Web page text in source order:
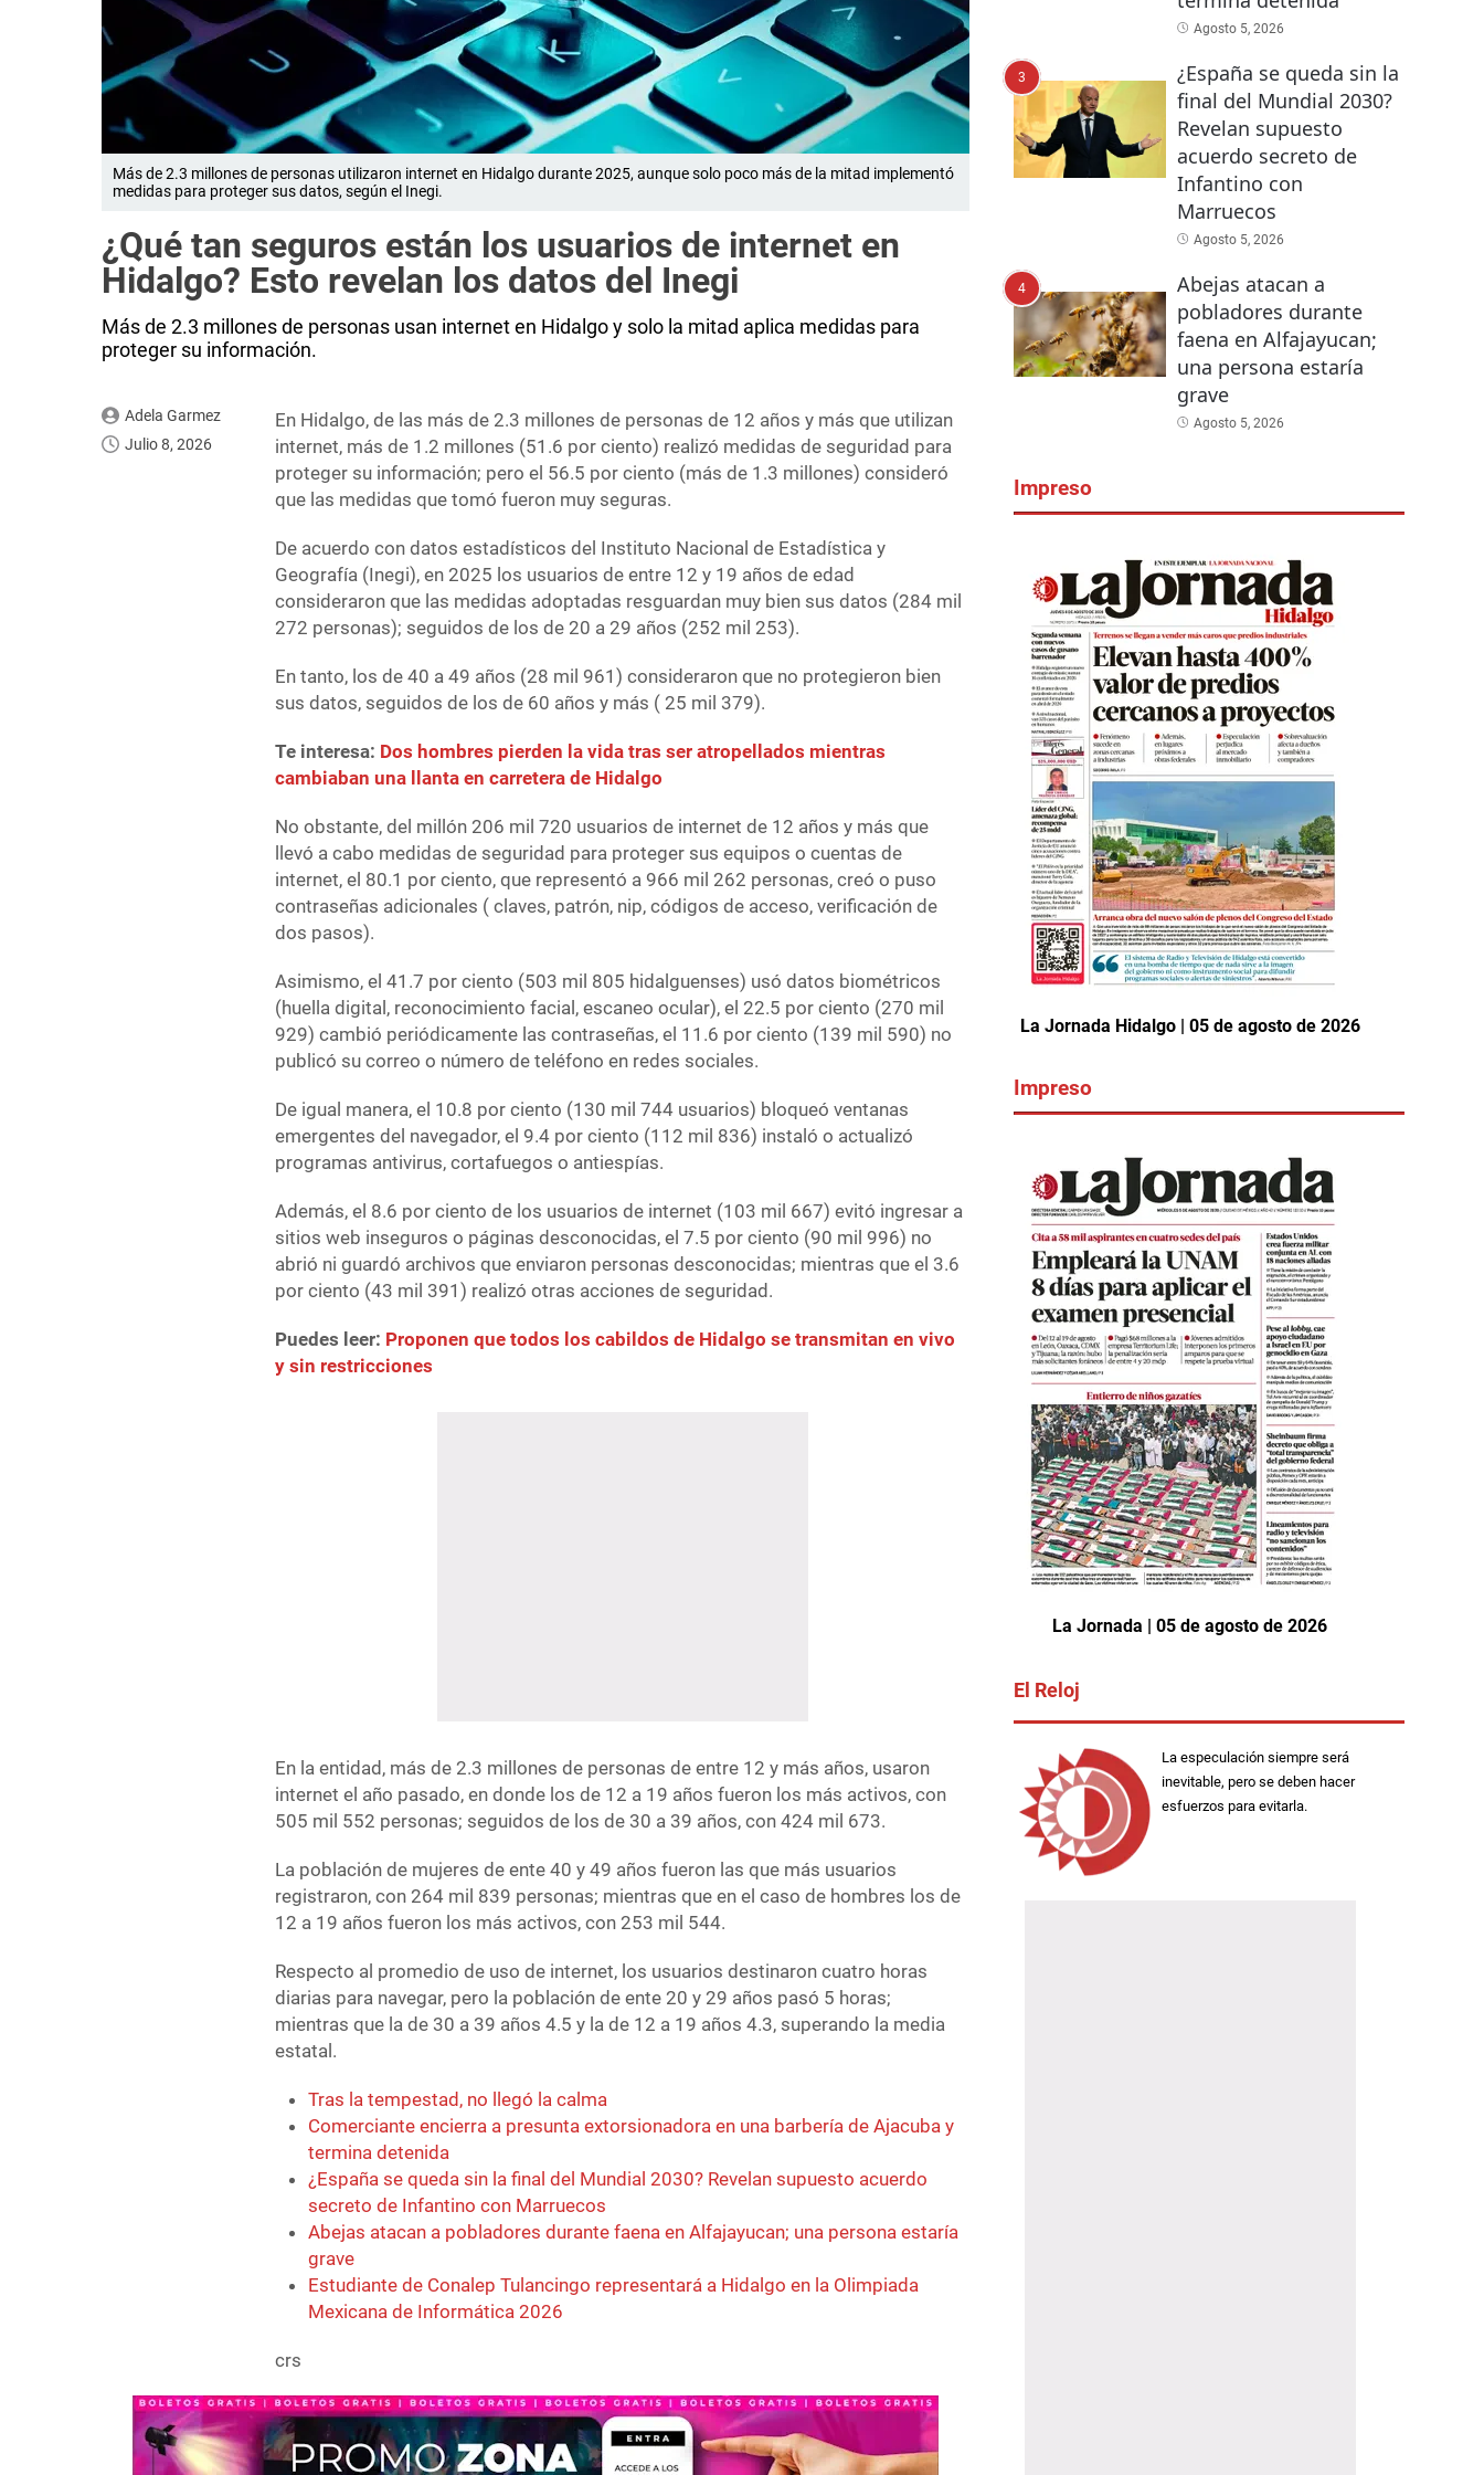
Más de 2.3 millones de personas utilizaron internet en Hidalgo durante 2025, aunque solo poco más de la mitad implementó
medidas para proteger sus datos, según el Inegi.
¿Qué tan seguros están los usuarios de internet en
Hidalgo? Esto revelan los datos del Inegi
Más de 2.3 millones de personas usan internet en Hidalgo y solo la mitad aplica medidas para
proteger su información.
Adela Garmez
Julio 8, 2026
En Hidalgo, de las más de 2.3 millones de personas de 12 años y más que utilizan
internet, más de 1.2 millones (51.6 por ciento) realizó medidas de seguridad para
proteger su información; pero el 56.5 por ciento (más de 1.3 millones) consideró
que las medidas que tomó fueron muy seguras.
De acuerdo con datos estadísticos del Instituto Nacional de Estadística y
Geografía (Inegi), en 2025 los usuarios de entre 12 y 19 años de edad
consideraron que las medidas adoptadas resguardan muy bien sus datos (284 mil
272 personas); seguidos de los de 20 a 29 años (252 mil 253).
En tanto, los de 40 a 49 años (28 mil 961) consideraron que no protegieron bien
sus datos, seguidos de los de 60 años y más ( 25 mil 379).
Te interesa: Dos hombres pierden la vida tras ser atropellados mientras
cambiaban una llanta en carretera de Hidalgo
No obstante, del millón 206 mil 720 usuarios de internet de 12 años y más que
llevó a cabo medidas de seguridad para proteger sus equipos o cuentas de
internet, el 80.1 por ciento, que representó a 966 mil 262 personas, creó o puso
contraseñas adicionales ( claves, patrón, nip, códigos de acceso, verificación de
dos pasos).
Asimismo, el 41.7 por ciento (503 mil 805 hidalguenses) usó datos biométricos
(huella digital, reconocimiento facial, escaneo ocular), el 22.5 por ciento (270 mil
929) cambió periódicamente las contraseñas, el 11.6 por ciento (139 mil 590) no
publicó su correo o número de teléfono en redes sociales.
De igual manera, el 10.8 por ciento (130 mil 744 usuarios) bloqueó ventanas
emergentes del navegador, el 9.4 por ciento (112 mil 836) instaló o actualizó
programas antivirus, cortafuegos o antiespías.
Además, el 8.6 por ciento de los usuarios de internet (103 mil 667) evitó ingresar a
sitios web inseguros o páginas desconocidas, el 7.5 por ciento (90 mil 996) no
abrió ni guardó archivos que enviaron personas desconocidas; mientras que el 3.6
por ciento (43 mil 391) realizó otras acciones de seguridad.
Puedes leer: Proponen que todos los cabildos de Hidalgo se transmitan en vivo
y sin restricciones
En la entidad, más de 2.3 millones de personas de entre 12 y más años, usaron
internet el año pasado, en donde los de 12 a 19 años fueron los más activos, con
505 mil 552 personas; seguidos de los de 30 a 39 años, con 424 mil 673.
La población de mujeres de ente 40 y 49 años fueron las que más usuarios
registraron, con 264 mil 839 personas; mientras que en el caso de hombres los de
12 a 19 años fueron los más activos, con 253 mil 544.
Respecto al promedio de uso de internet, los usuarios destinaron cuatro horas
diarias para navegar, pero la población de ente 20 y 29 años pasó 5 horas;
mientras que la de 30 a 39 años 4.5 y la de 12 a 19 años 4.3, superando la media
estatal.
Tras la tempestad, no llegó la calma
Comerciante encierra a presunta extorsionadora en una barbería de Ajacuba y
termina detenida
¿España se queda sin la final del Mundial 2030? Revelan supuesto acuerdo
secreto de Infantino con Marruecos
Abejas atacan a pobladores durante faena en Alfajayucan; una persona estaría
grave
Estudiante de Conalep Tulancingo representará a Hidalgo en la Olimpiada
Mexicana de Informática 2026
crs
Agosto 5, 2026
3
¿España se queda sin la
final del Mundial 2030?
Revelan supuesto
acuerdo secreto de
Infantino con
Marruecos
Agosto 5, 2026
4
Abejas atacan a
pobladores durante
faena en Alfajayucan;
una persona estaría
grave
Agosto 5, 2026
Impreso
La Jornada Hidalgo | 05 de agosto de 2026
Impreso
La Jornada | 05 de agosto de 2026
El Reloj
La especulación siempre será
inevitable, pero se deben hacer
esfuerzos para evitarla.